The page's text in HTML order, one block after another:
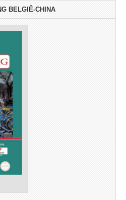
BELGIË-CHINA